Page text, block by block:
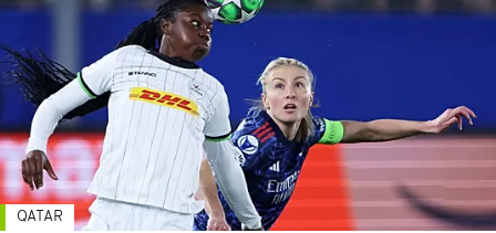
QATAR